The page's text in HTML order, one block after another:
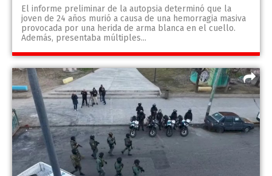
El informe preliminar de la autopsia determinó que la
joven de 24 años murió a causa de una hemorragia masiva
provocada por una herida de arma blanca en el cuello.
Además, presentaba múltiples...